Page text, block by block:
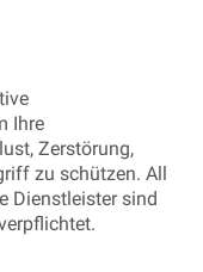
Ihre
Zerstörung,
zu schützen. All
Dienstleister sind